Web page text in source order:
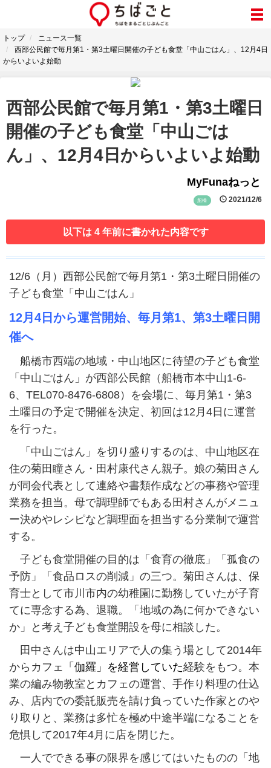
トップ
ニュース一覧
西部公民館で毎月第1・第3土曜日開催の子ども食堂「中山ごはん」、12月4日
からいよいよ始動
西部公民館で毎月第1・第3土曜日
開催の子ども食堂「中山ごは
ん」、12月4日からいよいよ始動
MyFunaねっと
船橋 2021/12/6
以下は 4 年前に書かれた内容です
12/6（月）西部公民館で毎月第1・第3土曜日開催の
子ども食堂「中山ごはん」
12月4日から運営開始、毎月第1、第3土曜日開
催へ
船橋市西端の地域・中山地区に待望の子ども食堂
「中山ごはん」が西部公民館（船橋市本中山1-6-
6、TEL070-8476-6808）を会場に、毎月第1・第3
土曜日の予定で開催を決定、初回は12月4日に運営
を行った。
「中山ごはん」を切り盛りするのは、中山地区在
住の菊田瞳さん・田村康代さん親子。娘の菊田さん
が同会代表として連絡や書類作成などの事務や管理
業務を担当。母で調理師でもある田村さんがメニュ
ー決めやレシピなど調理面を担当する分業制で運営
する。
子ども食堂開催の目的は「食育の徹底」「孤食の
予防」「食品ロスの削減」の三つ。菊田さんは、保
育士として市川市内の幼稚園に勤務していたが子育
てに専念する為、退職。「地域の為に何かできない
か」と考え子ども食堂開設を母に相談した。
田中さんは中山エリアで人の集う場として2014年
からカフェ 「伽羅」を経営していた経験をもつ。本
業の編み物教室とカフェの運営、手作り料理の仕込
み、店内での委託販売を請け負っていた作家とのや
り取りと、業務は多忙を極め中途半端になることを
危惧して2017年4月に店を閉じた。
一人でできる事の限界を感じてはいたものの「地